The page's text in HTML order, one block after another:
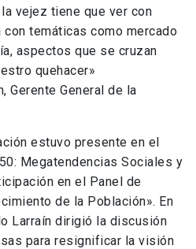
vejez tiene que ver con
temáticas como mercado
aspectos que se cruzan
quehacer»
Gerente General de la
estuvo presente en el
Megatendencias Sociales y
en el Panel de
de la Población». En
Larraín dirigió la discusión
para resignificar la visión